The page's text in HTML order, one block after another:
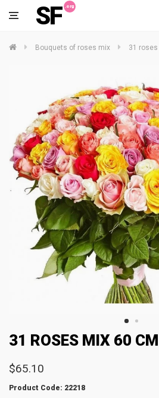
SF
Bouquets of roses mix 31 roses
31 ROSES MIX 60 CM
$65.10
Product Code: 22218